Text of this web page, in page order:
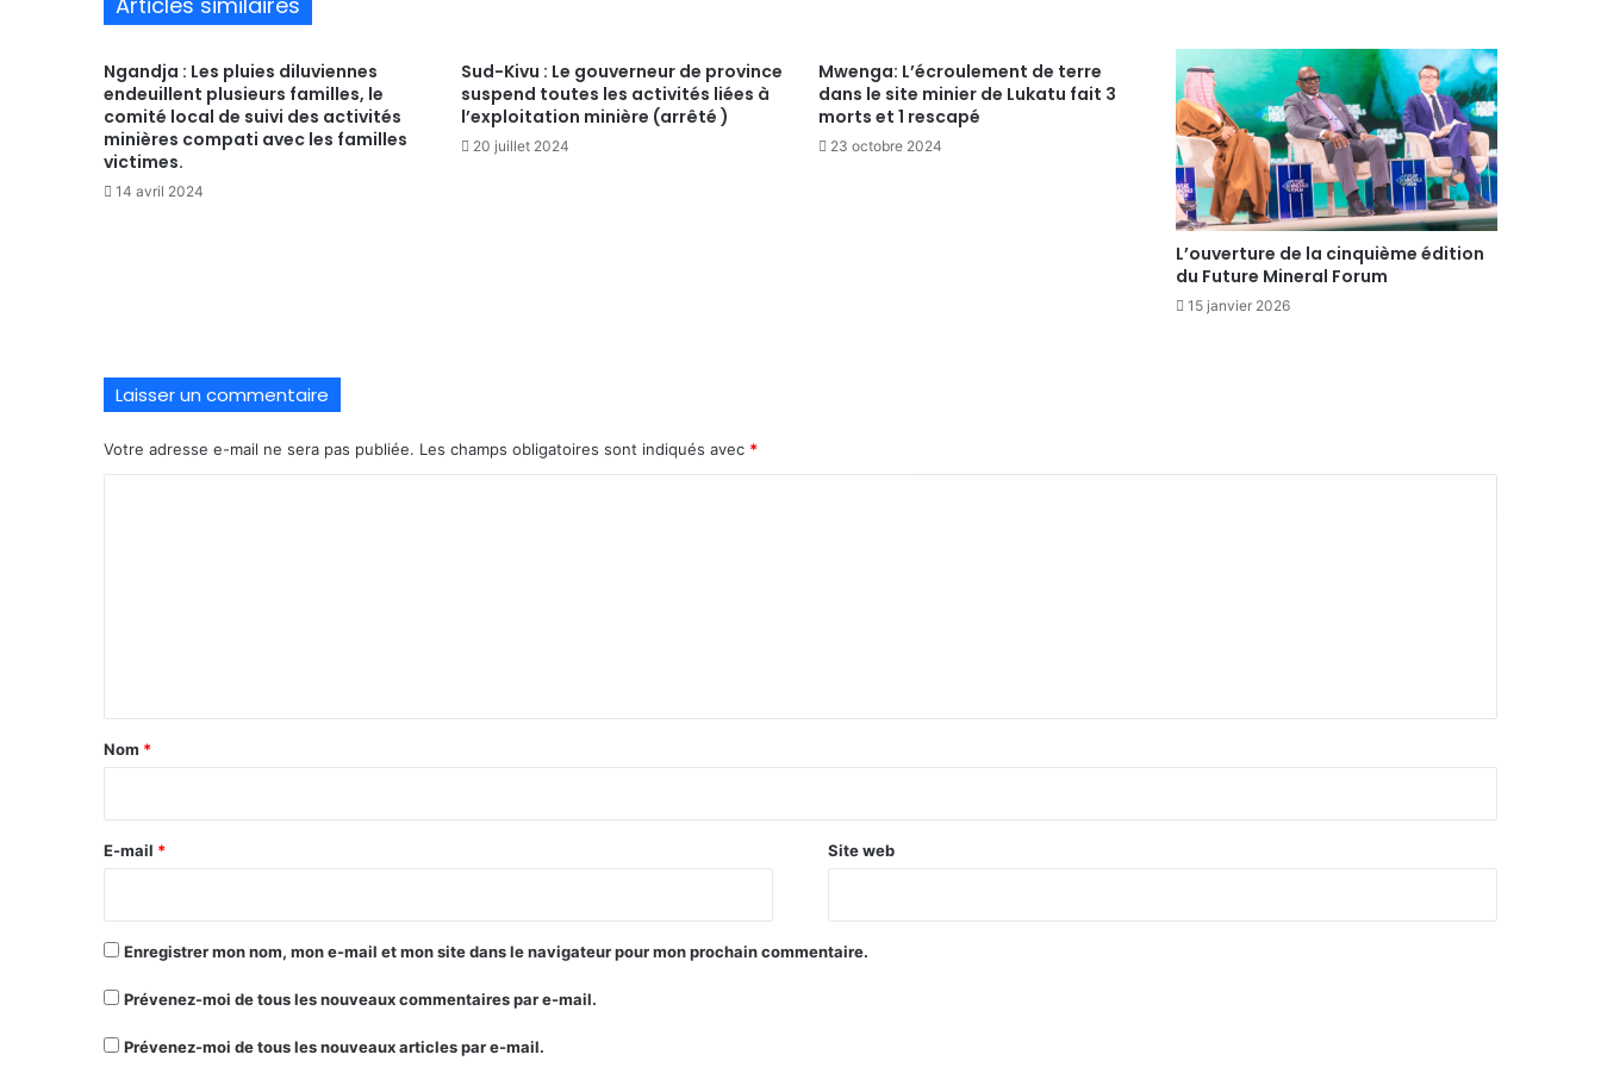
Ngandja : Les pluies diluviennes
endeuillent plusieurs familles, le
comité local de suivi des activités
minières compati avec les familles
victimes.
14 avril 2024
Sud-Kivu : Le gouverneur de province
suspend toutes les activités liées à
l’exploitation minière (arrêté )
20 juillet 2024
Mwenga: L’écroulement de terre
dans le site minier de Lukatu fait 3
morts et 1 rescapé
23 octobre 2024
L’ouverture de la cinquième édition
du Future Mineral Forum
15 janvier 2026
Laisser un commentaire
Votre adresse e-mail ne sera pas publiée. Les champs obligatoires sont indiqués avec *
a
e
Nom *
E-mail * Site web
Enregistrer mon nom, mon e-mail et mon site dans le navigateur pour mon prochain commentaire.
Prévenez-moi de tous les nouveaux commentaires par e-mail.
Prévenez-moi de tous les nouveaux articles par e-mail.